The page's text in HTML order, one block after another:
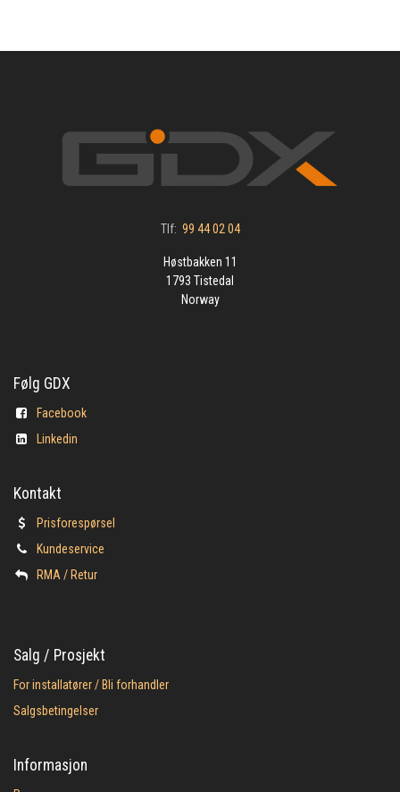
Tlf: 99 44 02 04
Høstbakken 11
1793 Tistedal
Norway
Følg GDX
Facebook
Linkedin
Kontakt
Prisforespørsel
Kundeservice
​RMA / Retur
Salg / Prosjekt
For installatører / Bli forhandler
Salgsbetingelser
Informasjon